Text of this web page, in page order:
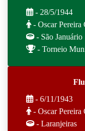
- 28/5/1944
- Oscar Pereira
- São Januário
- Torneio
- 6/11/1943
- Oscar Pereira
- Laranjeiras